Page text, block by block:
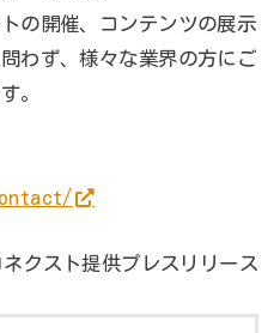
の開催、コンテンツの展示
わず、様々な業界の方にご
。
クスト提供プレスリリース